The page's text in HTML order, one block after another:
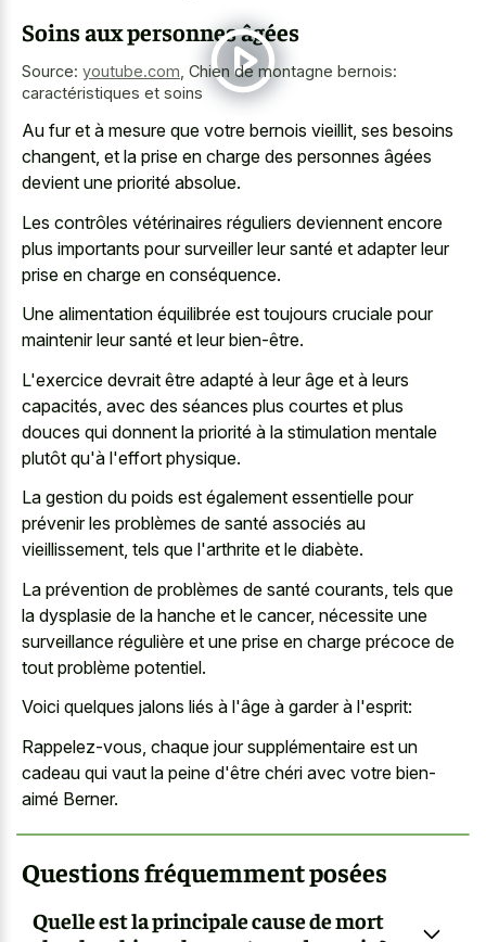
Soins aux personnes âgées
Source: youtube.com Chien de montagne bernois:
caractéristiques et soins
Au fur et à mesure que votre bernois vieillit, ses besoins
changent, et la prise en charge des personnes âgées
devient une priorité absolue.
Les contrôles vétérinaires réguliers deviennent encore
plus importants pour surveiller leur santé et adapter leur
prise en charge en conséquence.
Une alimentation équilibrée est toujours cruciale pour
maintenir leur santé et leur bien-être.
L'exercice devrait être adapté à leur âge et à leurs
capacités, avec des séances plus courtes et plus
douces qui donnent la priorité à la stimulation mentale
plutôt qu'à l'effort physique.
La gestion du poids est également essentielle pour
prévenir les problèmes de santé associés au
vieillissement, tels que l'arthrite et le diabète.
La prévention de problèmes de santé courants, tels que
la dysplasie de la hanche et le cancer, nécessite une
surveillance régulière et une prise en charge précoce de
tout problème potentiel.
Voici quelques jalons liés à l'âge à garder à l'esprit:
Rappelez-vous, chaque jour supplémentaire est un
cadeau qui vaut la peine d'être chéri avec votre bien-
aimé Berner.
Questions fréquemment posées
Quelle est la principale cause de mort